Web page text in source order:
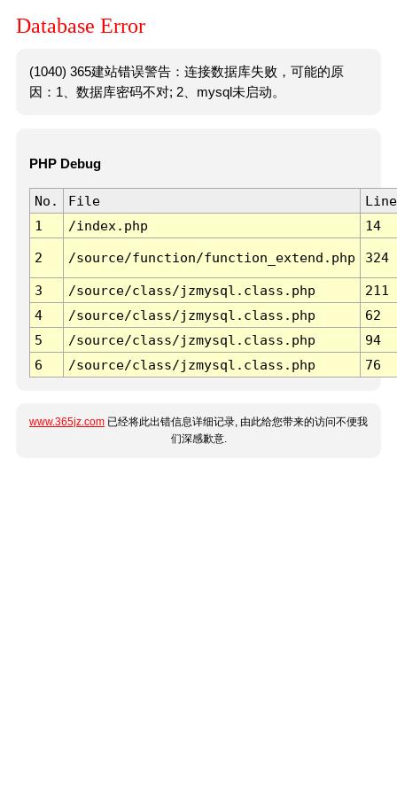
Database Error
(1040) 365建站错误警告：连接数据库失败，可能的原
因：1、数据库密码不对; 2、mysql未启动。
PHP Debug
No. File
Line
1
/index.php 14
2 /source/function/function_extend.php 324
3 /source/class/jzmysql.class.php
211
4
/source/class/jzmysql.class.php
62
5
/source/class/jzmysql.class.php
94
6
/source/class/jzmysql.class.php 76
www.365jz.com 已经将此出错信息详细记录, 由此给您带来的访问不便我
们深感歉意.